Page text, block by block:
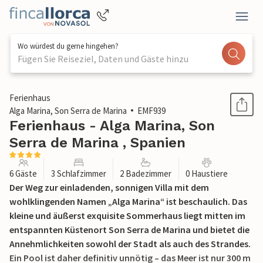
Wo würdest du gerne hingehen?
Fügen Sie Reiseziel, Daten und Gäste hinzu
1 / 32
Ferienhaus
Alga Marina, Son Serra de Marina
EMF939
Ferienhaus - Alga Marina, Son
Serra de Marina , Spanien
6 Gäste 3 Schlafzimmer 2 Badezimmer 0 Haustiere
Der Weg zur einladenden, sonnigen Villa mit dem
wohlklingenden Namen „Alga Marina“ ist beschaulich. Das
kleine und äußerst exquisite Sommerhaus liegt mitten im
entspannten Küstenort Son Serra de Marina und bietet die
Annehmlichkeiten sowohl der Stadt als auch des Strandes.
Ein Pool ist daher definitiv unnötig – das Meer ist nur 300 m